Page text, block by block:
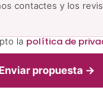
contactes y los
la política de
Enviar propuesta →